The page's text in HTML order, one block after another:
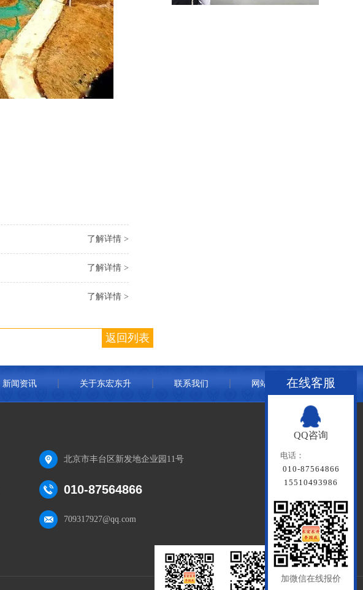
了解详情 >
了解详情 >
了解详情 >
返回列表
新闻资讯 关于东宏东升 联系我们 网站地图
北京市丰台区新发地企业园11号
010-87564866
709317927@qq.com
在线客服
QQ咨询
电话：
010-87564866
15510493986
加微信在线报价